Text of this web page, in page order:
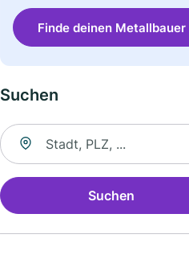
Finde deinen Metallbauer
Suchen
Suche nach Ort
Suchen